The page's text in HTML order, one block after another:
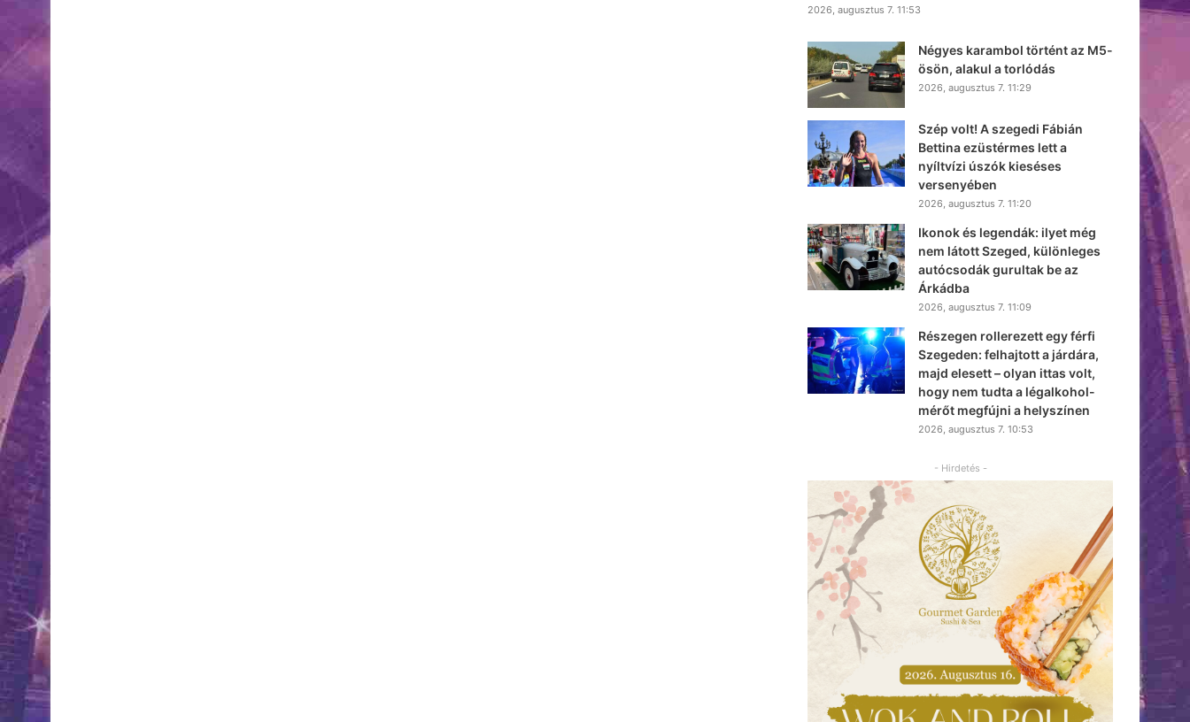
2026, augusztus 7. 11:53
Négyes karambol történt az M5-
ösön, alakul a torlódás
2026, augusztus 7. 11:29
Szép volt! A szegedi Fábián
Bettina ezüstérmes lett a
nyíltvízi úszók kieséses
versenyében
2026, augusztus 7. 11:20
Ikonok és legendák: ilyet még
nem látott Szeged, különleges
autócsodák gurultak be az
Árkádba
2026, augusztus 7. 11:09
Részegen rollerezett egy férfi
Szegeden: felhajtott a járdára,
majd elesett – olyan ittas volt,
hogy nem tudta a légalkohol-
mérőt megfújni a helyszínen
2026, augusztus 7. 10:53
- Hirdetés -